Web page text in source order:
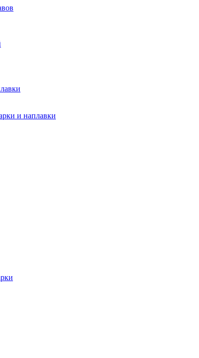
и наплавки